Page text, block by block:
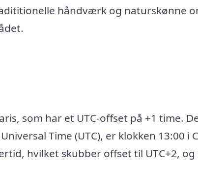
håndværk og naturskønne
som har et UTC-offset på +1 time.
Time (UTC), er klokken 13:00 i
hvilket skubber offset til UTC+2,